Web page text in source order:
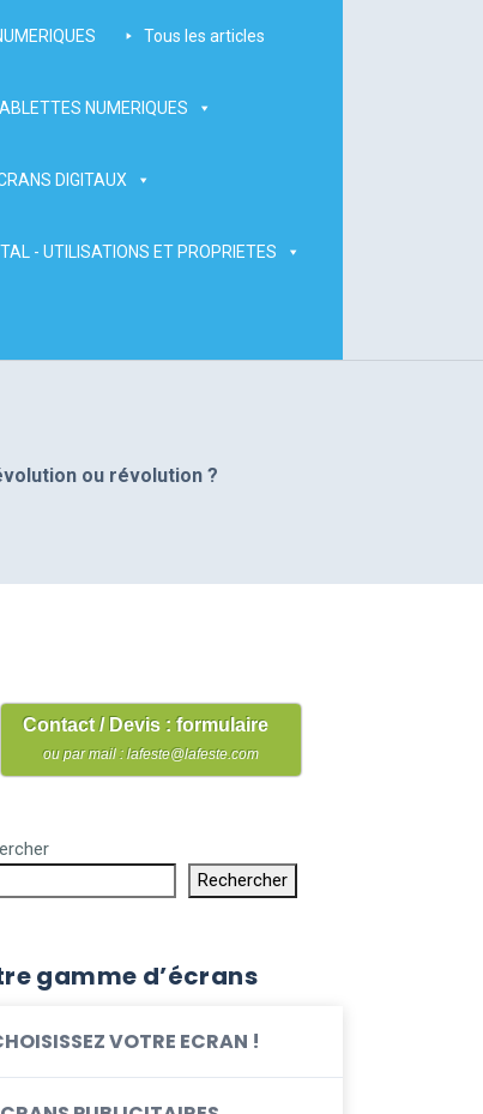
Tous les articles
NUMERIQUES
DIGITAUX
- UTILISATIONS ET PROPRIETES
ou révolution ?
Contact / Devis : formulaire
ou par mail : lafeste@lafeste.com
Rechercher
gamme d’écrans
VOTRE ECRAN !